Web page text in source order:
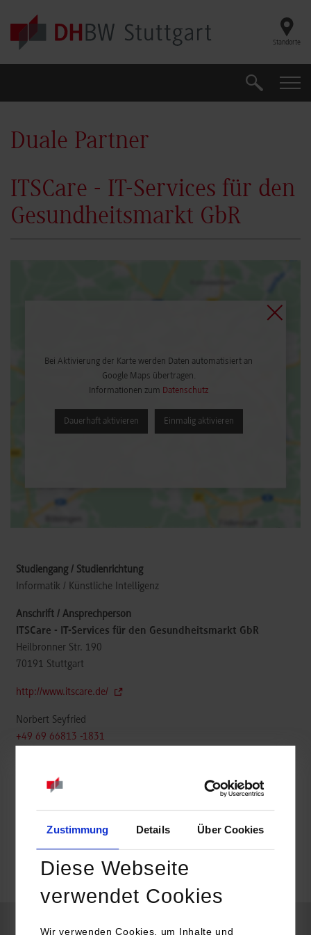
Zustimmung Details Über Cookies
Diese Webseite
verwendet Cookies
Wir verwenden Cookies, um Inhalte und
Skip to main content
Standorte
Suche
Duale Partner
ITSCare - IT-Services für den
Gesundheitsmarkt GbR
Bei Aktivierung der Karte werden Daten automatisiert an
Google Maps übertragen.
Informationen zum Datenschutz
Dauerhaft aktivieren Einmalig aktivieren
Informatik / Künstliche Intelligenz
ITSCare - IT-Services für den Gesundheitsmarkt GbR
Heilbronner Str. 190
70191 Stuttgart
http://www.itscare.de/
Norbert Seyfried
+49 69 66813 -1831